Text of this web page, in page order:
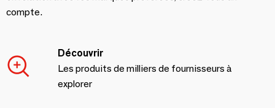
compte.
Découvrir
Les produits de milliers de fournisseurs à
explorer